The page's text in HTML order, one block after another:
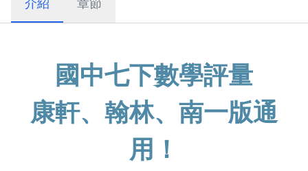
國中七下數學評量
康軒、翰林、南一版通
用！